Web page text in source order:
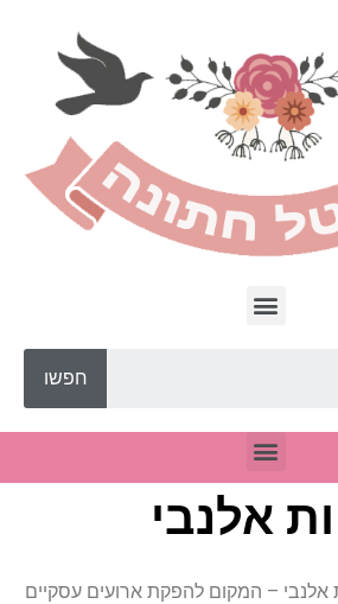
חפשו
אלנבי
אלנבי – המקום להפקת ארועים עסקיים